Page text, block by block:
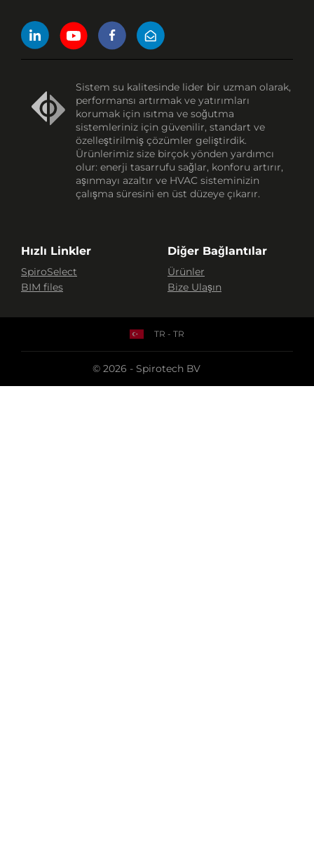
Sistem su kalitesinde lider bir uzman olarak,
performansı artırmak ve yatırımları
korumak için ısıtma ve soğutma
sistemleriniz için güvenilir, standart ve
özelleştirilmiş çözümler geliştirdik.
Ürünlerimiz size birçok yönden yardımcı
olur: enerji tasarrufu sağlar, konforu artırır,
aşınmayı azaltır ve HVAC sisteminizin
çalışma süresini en üst düzeye çıkarır.
Hızlı Linkler
SpiroSelect
BIM files
Diğer Bağlantılar
Ürünler
Bize Ulaşın
© 2026 - Spirotech BV
TR - TR